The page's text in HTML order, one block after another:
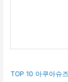
TOP 10 아쿠아슈